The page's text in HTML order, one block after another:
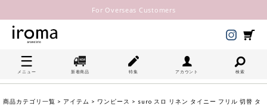
For Overseas Customers
メニュー 新着商品 特集 アカウント 検索
商品カテゴリ一覧 > アイテム > ワンピース > suro スロ リネン タイニー フリル 切替 タ